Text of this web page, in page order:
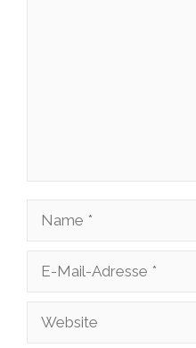
Name
Adresse
Website